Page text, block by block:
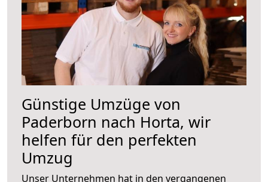
Günstige Umzüge von
Paderborn nach Horta, wir
helfen für den perfekten
Umzug
Unser Unternehmen hat in den vergangenen